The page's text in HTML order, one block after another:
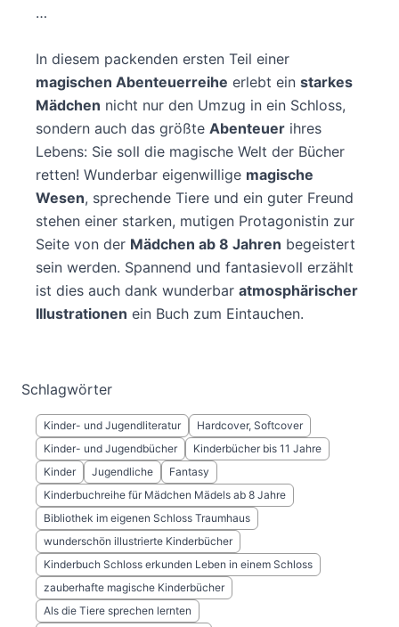
…
In diesem packenden ersten Teil einer
magischen Abenteuerreihe erlebt ein starkes
Mädchen nicht nur den Umzug in ein Schloss,
sondern auch das größte Abenteuer ihres
Lebens: Sie soll die magische Welt der Bücher
retten! Wunderbar eigenwillige magische
Wesen, sprechende Tiere und ein guter Freund
stehen einer starken, mutigen Protagonistin zur
Seite von der Mädchen ab 8 Jahren begeistert
sein werden. Spannend und fantasievoll erzählt
ist dies auch dank wunderbar atmosphärischer
Illustrationen ein Buch zum Eintauchen.
Schlagwörter
Kinder- und Jugendliteratur
Hardcover, Softcover
Kinder- und Jugendbücher
Kinderbücher bis 11 Jahre
Kinder
Jugendliche
Fantasy
Kinderbuchreihe für Mädchen Mädels ab 8 Jahre
Bibliothek im eigenen Schloss Traumhaus
wunderschön illustrierte Kinderbücher
Kinderbuch Schloss erkunden Leben in einem Schloss
zauberhafte magische Kinderbücher
Als die Tiere sprechen lernten